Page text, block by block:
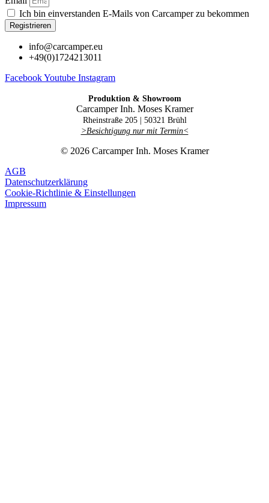
Ich bin einverstanden E-Mails von Carcamper zu bekommen
Registrieren
info@carcamper.eu
+49(0)1724213011
FacebookYoutube Instagram
Produktion & Showroom
Carcamper Inh. Moses Kramer
Rheinstraße 205 | 50321 Brühl
>Besichtigung nur mit Termin<
© 2026 Carcamper Inh. Moses Kramer
AGB
Datenschutzerklärung
Cookie-Richtlinie & Einstellungen
Impressum